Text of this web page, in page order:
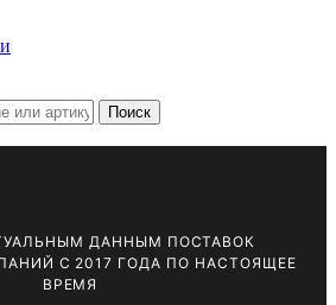
Поиск
ДАННЫМ ПОСТАВОК
С 2017 ГОДА ПО НАСТОЯЩЕЕ
ВРЕМЯ